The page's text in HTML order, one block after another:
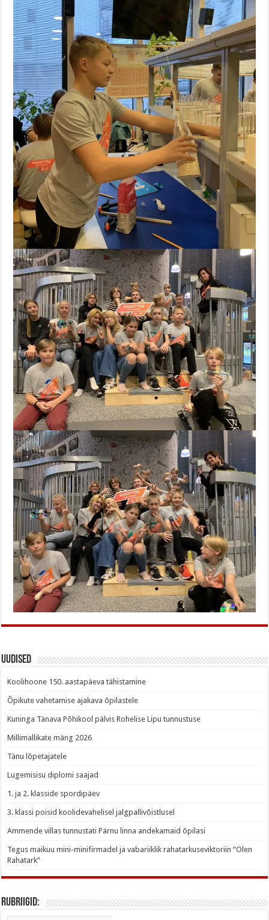
Uudised
Koolihoone 150. aastapäeva tähistamine
Õpikute vahetamise ajakava õpilastele
Kuninga Tänava Põhikool pälvis Rohelise Lipu tunnustuse
Millimallikate mäng 2026
Tänu lõpetajatele
Lugemisisu diplomi saajad
1. ja 2. klasside spordipäev
3. klassi poisid koolidevahelisel jalgpallivõistlusel
Ammende villas tunnustati Pärnu linna andekamaid õpilasi
Tegus maikuu mini-minifirmadel ja vabariiklik rahatarkuseviktoriin “Olen
Rahatark”
Rubriigid: